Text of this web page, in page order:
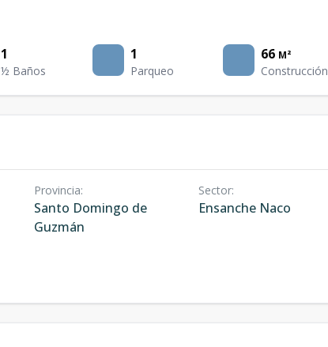
1
½ Baños
1
Parqueo
66 M²
Construcción
Provincia:
Santo Domingo de
Guzmán
Sector:
Ensanche Naco